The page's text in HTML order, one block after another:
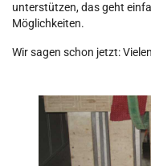
unterstützen, das geht
Möglichkeiten.
Wir sagen schon jetzt: